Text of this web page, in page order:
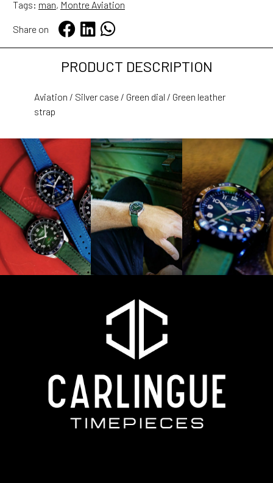
Tags: man, Montre Aviation
Share on
PRODUCT DESCRIPTION
Aviation / Silver case / Green dial / Green leather
strap